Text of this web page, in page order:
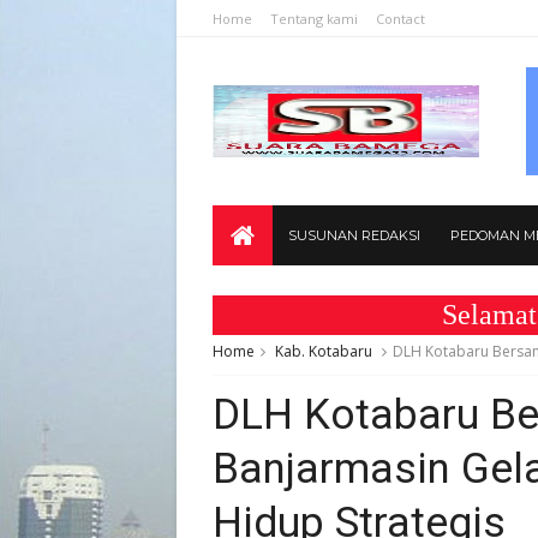
Home Tentang kami Contact
SUSUNAN REDAKSI PEDOMAN
Selamat
Home Kab. Kotabaru DLH Kotabaru
DLH Kotabaru
Banjarmasin
Hidup Strategis